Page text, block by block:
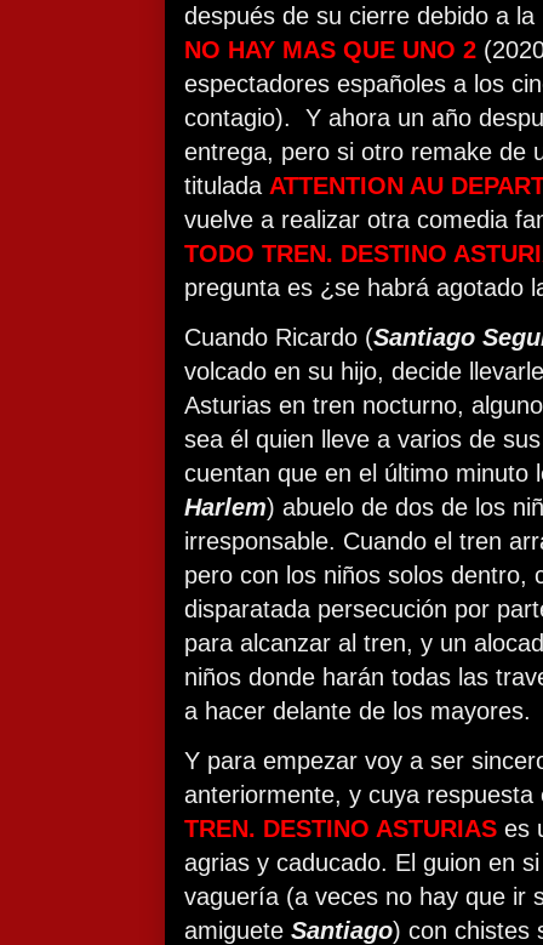
después de su cierre debido a
NO HAY MAS QUE UNO 2
espectadores españoles a los
contagio).
Y ahora un año
entrega, pero si otro remake de
titulada ATTENTION AU
vuelve a realizar otra comedia
TODO TREN. DESTINO
pregunta es ¿se habrá agotado
Cuando Ricardo (Santiago
volcado en su hijo, decide
Asturias en tren nocturno,
sea él quien lleve a varios de
cuentan que en el último minuto
Harlem) abuelo de dos de los
irresponsable. Cuando el tren
pero con los niños solos dentro,
disparatada persecución por
para alcanzar al tren, y un
niños donde harán todas las
a hacer delante de los mayores.
Y para empezar voy a ser
anteriormente, y cuya
TREN. DESTINO ASTURIAS es
agrias y caducado. El guion en
vaguería (a veces no hay que ir
amiguete Santiago) con chistes